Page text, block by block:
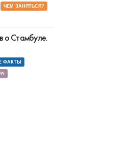
ЧЕМ ЗАНЯТЬСЯ?
о Стамбуле.
ФАКТЫ